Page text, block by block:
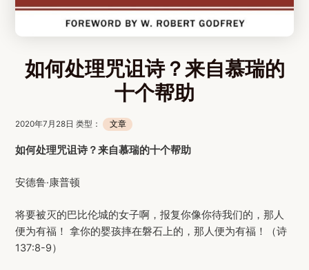
如何处理咒诅诗？来自慕瑞的
十个帮助
2020年7月28日 类型： 文章
如何处理咒诅诗？来自慕瑞的十个帮助
安德鲁·康普顿
将要被灭的巴比伦城的女子啊，报复你像你待我们的，那人
便为有福！ 拿你的婴孩摔在磐石上的，那人便为有福！（诗
137:8-9）